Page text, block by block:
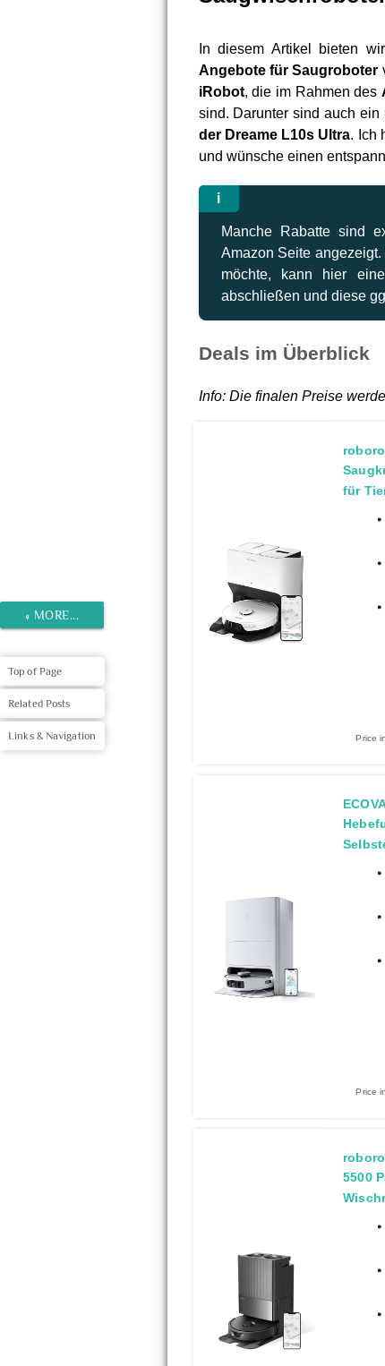
In diesem Artikel bieten
Angebote für Saugroboter
iRobot, die im Rahmen des
sind. Darunter sind auch ein
der Dreame L10s Ultra. Ich
und wünsche einen
Manche Rabatte sind
Amazon Seite
möchte, kann hier
abschließen und diese
Deals im Überblick
Info: Die finalen Preise
für
Price
Price
5500
« MORE...
Top of Page
Related Posts
Links & Navigation